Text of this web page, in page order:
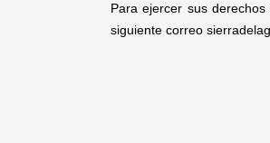
Para ejercer sus
siguiente correo